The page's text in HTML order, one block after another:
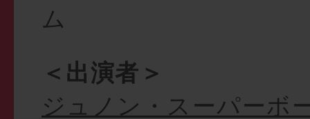
ム
＜出演者＞
ジュノン・スーパーボ